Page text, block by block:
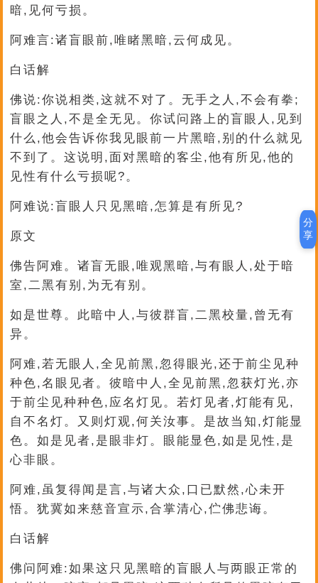
暗,见何亏损。
阿难言:诸盲眼前,唯睹黑暗,云何成见。
白话解
佛说:你说相类,这就不对了。无手之人,不会有拳;
盲眼之人,不是全无见。你试问路上的盲眼人,见到
什么,他会告诉你我见眼前一片黑暗,别的什么就见
不到了。这说明,面对黑暗的客尘,他有所见,他的
见性有什么亏损呢?。
阿难说:盲眼人只见黑暗,怎算是有所见?
原文
佛告阿难。诸盲无眼,唯观黑暗,与有眼人,处于暗
室,二黑有别,为无有别。
如是世尊。此暗中人,与彼群盲,二黑校量,曾无有
异。
阿难,若无眼人,全见前黑,忽得眼光,还于前尘见种
种色,名眼见者。彼暗中人,全见前黑,忽获灯光,亦
于前尘见种种色,应名灯见。若灯见者,灯能有见,
自不名灯。又则灯观,何关汝事。是故当知,灯能显
色。如是见者,是眼非灯。眼能显色,如是见性,是
心非眼。
阿难,虽复得闻是言,与诸大众,口已默然,心未开
悟。犹冀如来慈音宣示,合掌清心,伫佛悲诲。
白话解
佛问阿难:如果这只见黑暗的盲眼人与两眼正常的
分
享